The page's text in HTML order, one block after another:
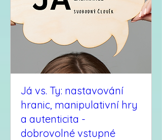
Já vs. Ty: nastavování
hranic, manipulativní hry
a autenticita -
dobrovolné vstupné